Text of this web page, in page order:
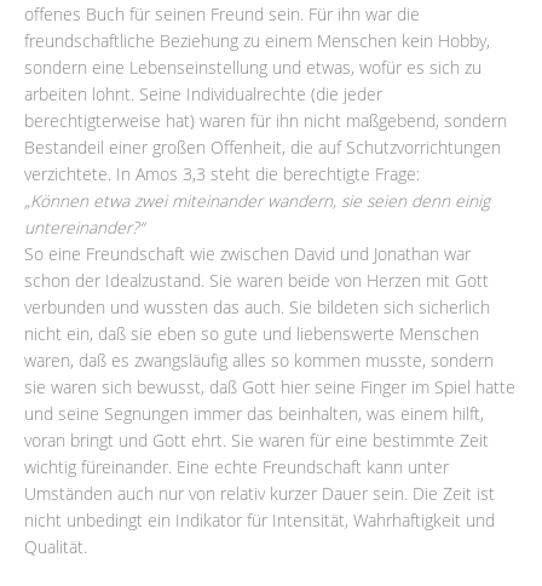
offenes Buch für seinen Freund sein. Für ihn war die
freundschaftliche Beziehung zu einem Menschen kein Hobby,
sondern eine Lebenseinstellung und etwas, wofür es sich zu
arbeiten lohnt. Seine Individualrechte (die jeder
berechtigterweise hat) waren für ihn nicht maßgebend, sondern
Bestandeil einer großen Offenheit, die auf Schutzvorrichtungen
verzichtete. In Amos 3,3 steht die berechtigte Frage:
„Können etwa zwei miteinander wandern, sie seien denn einig
untereinander?“
So eine Freundschaft wie zwischen David und Jonathan war
schon der Idealzustand. Sie waren beide von Herzen mit Gott
verbunden und wussten das auch. Sie bildeten sich sicherlich
nicht ein, daß sie eben so gute und liebenswerte Menschen
waren, daß es zwangsläufig alles so kommen musste, sondern
sie waren sich bewusst, daß Gott hier seine Finger im Spiel hatte
und seine Segnungen immer das beinhalten, was einem hilft,
voran bringt und Gott ehrt. Sie waren für eine bestimmte Zeit
wichtig füreinander. Eine echte Freundschaft kann unter
Umständen auch nur von relativ kurzer Dauer sein. Die Zeit ist
nicht unbedingt ein Indikator für Intensität, Wahrhaftigkeit und
Qualität.